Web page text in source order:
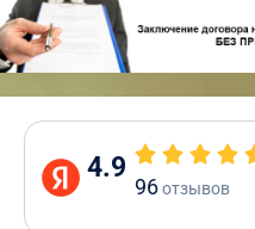
4.9
96отзывов